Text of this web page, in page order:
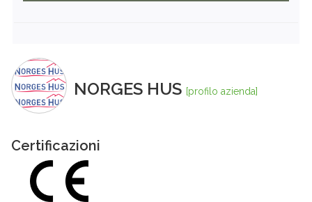
NORGES HUS [profilo azienda]
Certificazioni